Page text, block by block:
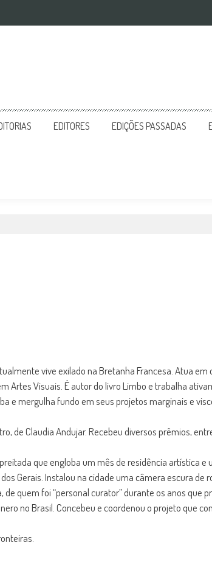
EDITORES EDIÇÕES PASSADAS
vive exilado na Bretanha Francesa. Atua em
Visuais. É autor do livro Limbo e trabalha
e mergulha fundo em seus projetos marginais e
de Claudia Andujar. Recebeu diversos prêmios,
que engloba um mês de residência artística
Gerais. Instalou na cidade uma câmera escura de
quem foi “personal curator” durante os anos que
no Brasil. Concebeu e coordenou o projeto que